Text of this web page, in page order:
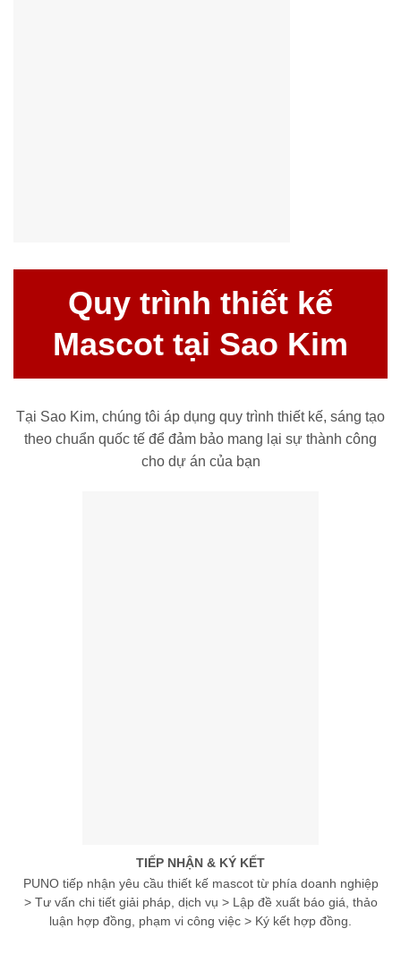
Quy trình thiết kế
Mascot tại Sao Kim
Tại Sao Kim, chúng tôi áp dụng quy trình thiết kế, sáng tạo
theo chuẩn quốc tế để đảm bảo mang lại sự thành công
cho dự án của bạn
TIẾP NHẬN & KÝ KẾT
PUNO tiếp nhận yêu cầu thiết kế mascot từ phía doanh nghiệp
> Tư vấn chi tiết giải pháp, dịch vụ > Lập đề xuất báo giá, thảo
luận hợp đồng, phạm vi công việc > Ký kết hợp đồng.